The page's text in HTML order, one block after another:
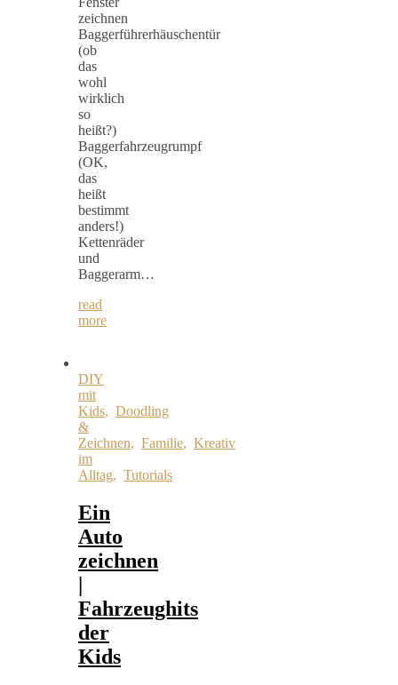
zeichnen
Baggerführerhäuschentür
(ob
das
wohl
wirklich
so
heißt?)
Baggerfahrzeugrumpf
(OK,
das
heißt
bestimmt
anders!)
Kettenräder
und
Baggerarm…
read
more
DIY
mit
Kids, Doodling
&
Zeichnen, Familie, Kreativ
im
Alltag, Tutorials
Ein
Auto
zeichnen
|
Fahrzeughits
der
Kids